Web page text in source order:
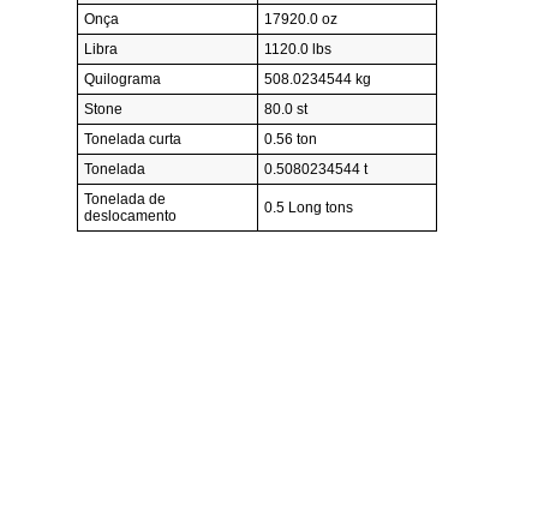
Onça
17920.0 oz
Libra
1120.0 lbs
Quilograma
508.0234544 kg
Stone
80.0 st
Tonelada curta
0.56 ton
Tonelada
0.5080234544 t
Tonelada de
deslocamento
0.5 Long tons